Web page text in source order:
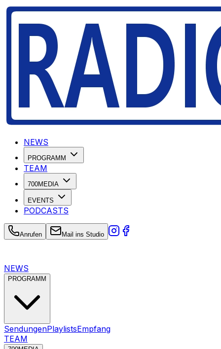
NEWS
PROGRAMM
TEAM
700MEDIA
EVENTS
PODCASTS
Anrufen Mail ins Studio
NEWS
PROGRAMM
SendungenPlaylistsEmpfang
TEAM